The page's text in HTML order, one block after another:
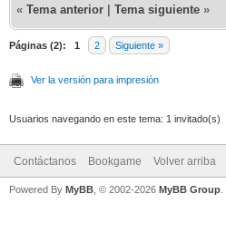
« Tema anterior Tema siguiente »
Páginas (2): 1 2 Siguiente »
Ver la versión para impresión
Usuarios navegando en este tema: 1 invitado(s)
Contáctanos Bookgame Volver arriba
Powered By MyBB , © 2002-2026 MyBB Group